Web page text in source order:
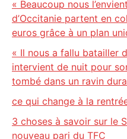
« Beaucoup nous
d’Occitanie partent en
euros grâce à un plan
« Il nous a fallu batailler
intervient de nuit pour
tombé dans un ravin
ce qui change à la
3 choses à savoir sur le
nouveau pari du TFC